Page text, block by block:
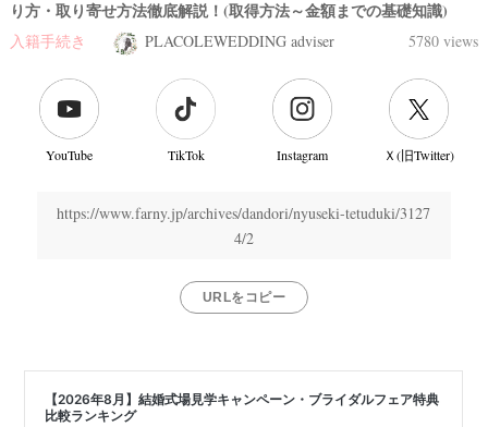
り方・取り寄せ方法徹底解説！(取得方法～金額までの基礎知識)
入籍手続き PLACOLEWEDDING adviser 5780 views
YouTube TikTok Instagram Ｘ(旧Twitter)
https://www.farny.jp/archives/dandori/nyuseki-tetuduki/3127
4/2
URLをコピー
婚